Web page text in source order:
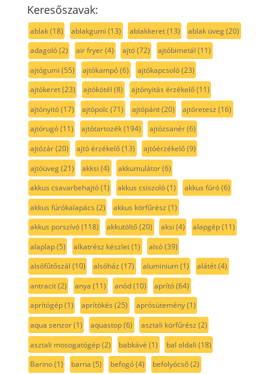
Keresőszavak:
ablak(18) ablakgumi (13) ablakkeret(13) ablak üveg(20)
adagoló(2) air fryer(4) ajtó(72) ajtóbimetál (11)
ajtógumi (55) ajtókampó(6) ajtókapcsoló(23)
ajtókeret(23) ajtókötél (8) ajtónyitás érzékelő(11)
ajtónyitó(17) ajtópolc(71) ajtópánt(20) ajtóretesz (16)
ajtórugó(11) ajtótartozék(194) ajtózsanér(6)
ajtózár(20) ajtó érzékelő(13) ajtóérzékelő(9)
ajtóüveg(21) akksi (4) akkumulátor(6)
akkus csavarbehajtó(1) akkus csiszoló(1) akkus fúró(6)
akkus fúrókalapács (2) akkus körfűrész (1)
akkus porszívó(118) akkutöltő(20) aksi (4) alapgép(11)
alaplap(5) alkatrész készlet(1) alsó(39)
alsófűtőszál (10) alsóház (17) aluminium(1) alátét(4)
antracit(2) anya (11) anód(10) aprító(64)
aprítógép(1) aprítókés (25) aprósütemény(1)
aqua senzor(1) aquastop(6) asztali körfűrész (2)
asztali mosogatógép(2) babkávé (1) bal oldali (18)
Barino(1) barna (5) befogó(4) befolyócső(2)